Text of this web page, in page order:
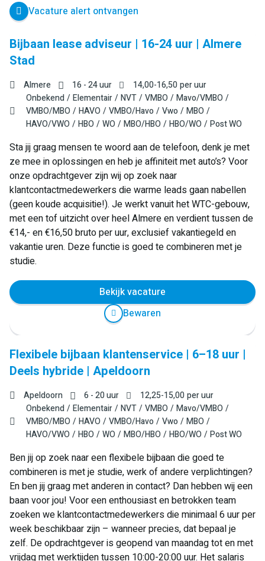
Vacature alert ontvangen
Bijbaan lease adviseur | 16-24 uur | Almere
Stad
Almere 16 - 24 uur 14,00-16,50per uur
Onbekend
Elementair NVT VMBO
Mavo/VMBO
VMBO/MBO
HAVO VMBO/Havo Vwo
MBO
HAVO/VWO
HBO WO MBO/HBO HBO/WO Post WO
Sta jij graag mensen te woord aan de telefoon, denk je met
ze mee in oplossingen en heb je affiniteit met auto’s? Voor
onze opdrachtgever zijn wij op zoek naar
klantcontactmedewerkers die warme leads gaan nabellen
(geen koude acquisitie!). Je werkt vanuit het WTC-gebouw,
met een tof uitzicht over heel Almere en verdient tussen de
€14,- en €16,50 bruto per uur, exclusief vakantiegeld en
vakantie uren. Deze functie is goed te combineren met je
studie.
Bekijk vacature
Bewaren
Flexibele bijbaan klantenservice | 6–18 uur |
Deels hybride | Apeldoorn
Apeldoorn 6 - 20 uur 12,25-15,00per uur
Onbekend
Elementair NVT VMBO
Mavo/VMBO
VMBO/MBO
HAVO VMBO/Havo Vwo
MBO
HAVO/VWO
HBO WO MBO/HBO HBO/WO Post WO
Ben jij op zoek naar een flexibele bijbaan die goed te
combineren is met je studie, werk of andere verplichtingen?
En ben jij graag met anderen in contact? Dan hebben wij een
baan voor jou! Voor een enthousiast en betrokken team
zoeken we klantcontactmedewerkers die minimaal 6 uur per
week beschikbaar zijn – wanneer precies, dat bepaal je
zelf. De opdrachtgever is geopend van maandag tot en met
vrijdag met werktijden tussen 10:00-20:00 uur. Het salaris